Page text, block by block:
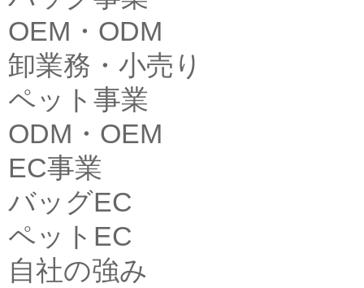
OEM・ODM
卸業務・小売り
ペット事業
ODM・OEM
EC事業
バッグEC
ペットEC
自社の強み